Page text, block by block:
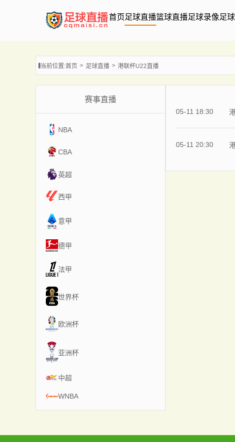
首页足球直播篮球直播足球录像足
当前位置:首页 足球直播 港联杯U22直播
赛事直播
NBA
CBA
英超
西甲
意甲
德甲
法甲
世界杯
欧洲杯
亚洲杯
中超
WNBA
05-11 18:30
05-11 20:30